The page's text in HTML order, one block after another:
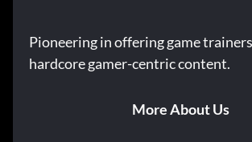
Pioneering in offering game
hardcore gamer-centric content.
More About Us